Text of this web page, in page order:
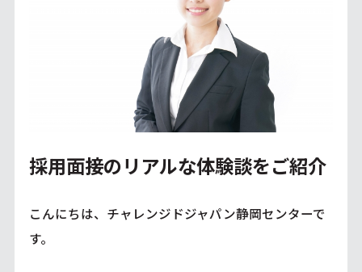
採用面接のリアルな体験談をご紹介
こんにちは、チャレンジドジャパン静岡センターで
す。